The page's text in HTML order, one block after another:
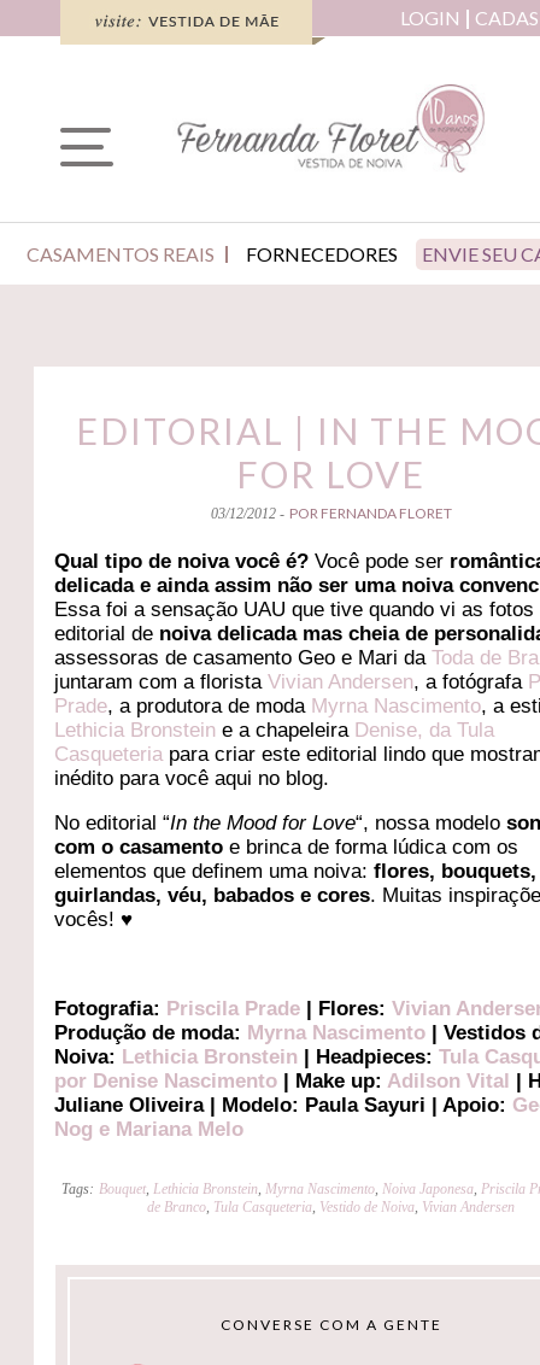
LOGIN
CASAMENTOS REAIS FORNECEDORES ENVIE SEU
EDITORIAL | IN THE
FOR LOVE
03/12/2012 - POR FERNANDA FLORET
Qual tipo de noiva você é? Você pode ser
delicada e ainda assim não ser uma noiva
Essa foi a sensação UAU que tive quando vi as fotos
editorial de noiva delicada mas cheia de
assessoras de casamento Geo e Mari daToda de
juntaram com a floristaVivian Andersen, a fotógrafa
Prade, a produtora de moda Myrna Nascimento, a
Lethicia Bronstein e a chapeleira Denise, da Tula
Casqueteriapara criar este editorial lindo que
inédito para você aqui no blog.
No editorial “In the Mood for Love“, nossa modelo
com o casamento e brinca de forma lúdica com os
elementos que definem uma noiva:flores, bouquets,
guirlandas, véu, babados e cores. Muitas
vocês! ♥
Fotografia: Priscila Prade | Flores:Vivian
Produção de moda: Myrna Nascimento | Vestidos
Noiva: Lethicia Bronstein | Headpieces:Tula
por Denise Nascimento | Make up:Adilson Vital |
Juliane Oliveira | Modelo: Paula Sayuri | Apoio:
Nog e Mariana Melo
Tags: Bouquet,Lethicia Bronstein,Myrna Nascimento,Noiva Japonesa,Priscila
de Branco, Tula Casqueteria, Vestido de Noiva, Vivian Andersen
CONVERSE COM A GENTE